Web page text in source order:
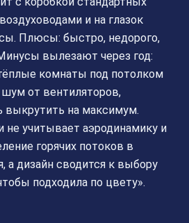
и на глазок
Плюсы: быстро, недорого,
вылезают через год:
комнаты под потолком
от вентиляторов,
выкрутить на максимум.
не учитывает аэродинамику и
горячих потоков в
а дизайн сводится к выбору
подходила по цвету».